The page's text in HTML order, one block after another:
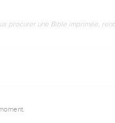
procurer une Bible imprimée,